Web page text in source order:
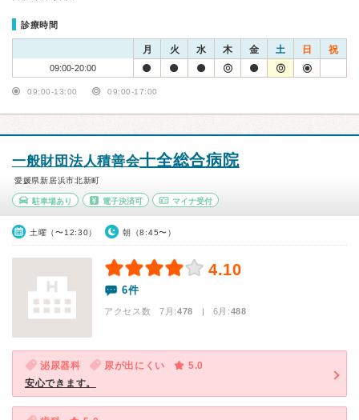
診療時間
月 火 水 木 金 土 日 祝
09:00-20:00
09:00-13:00 09:00-17:00
一般財団法人積善会十全総合病院
愛媛県新居浜市北新町
駐車場あり 電子決済可 マイナ受付
土曜（〜12:30） 朝（8:45〜）
4.10
6件
アクセス数 7月:478 | 6月:488
泌尿器科 尿が出にくい
5.0
安心できます。